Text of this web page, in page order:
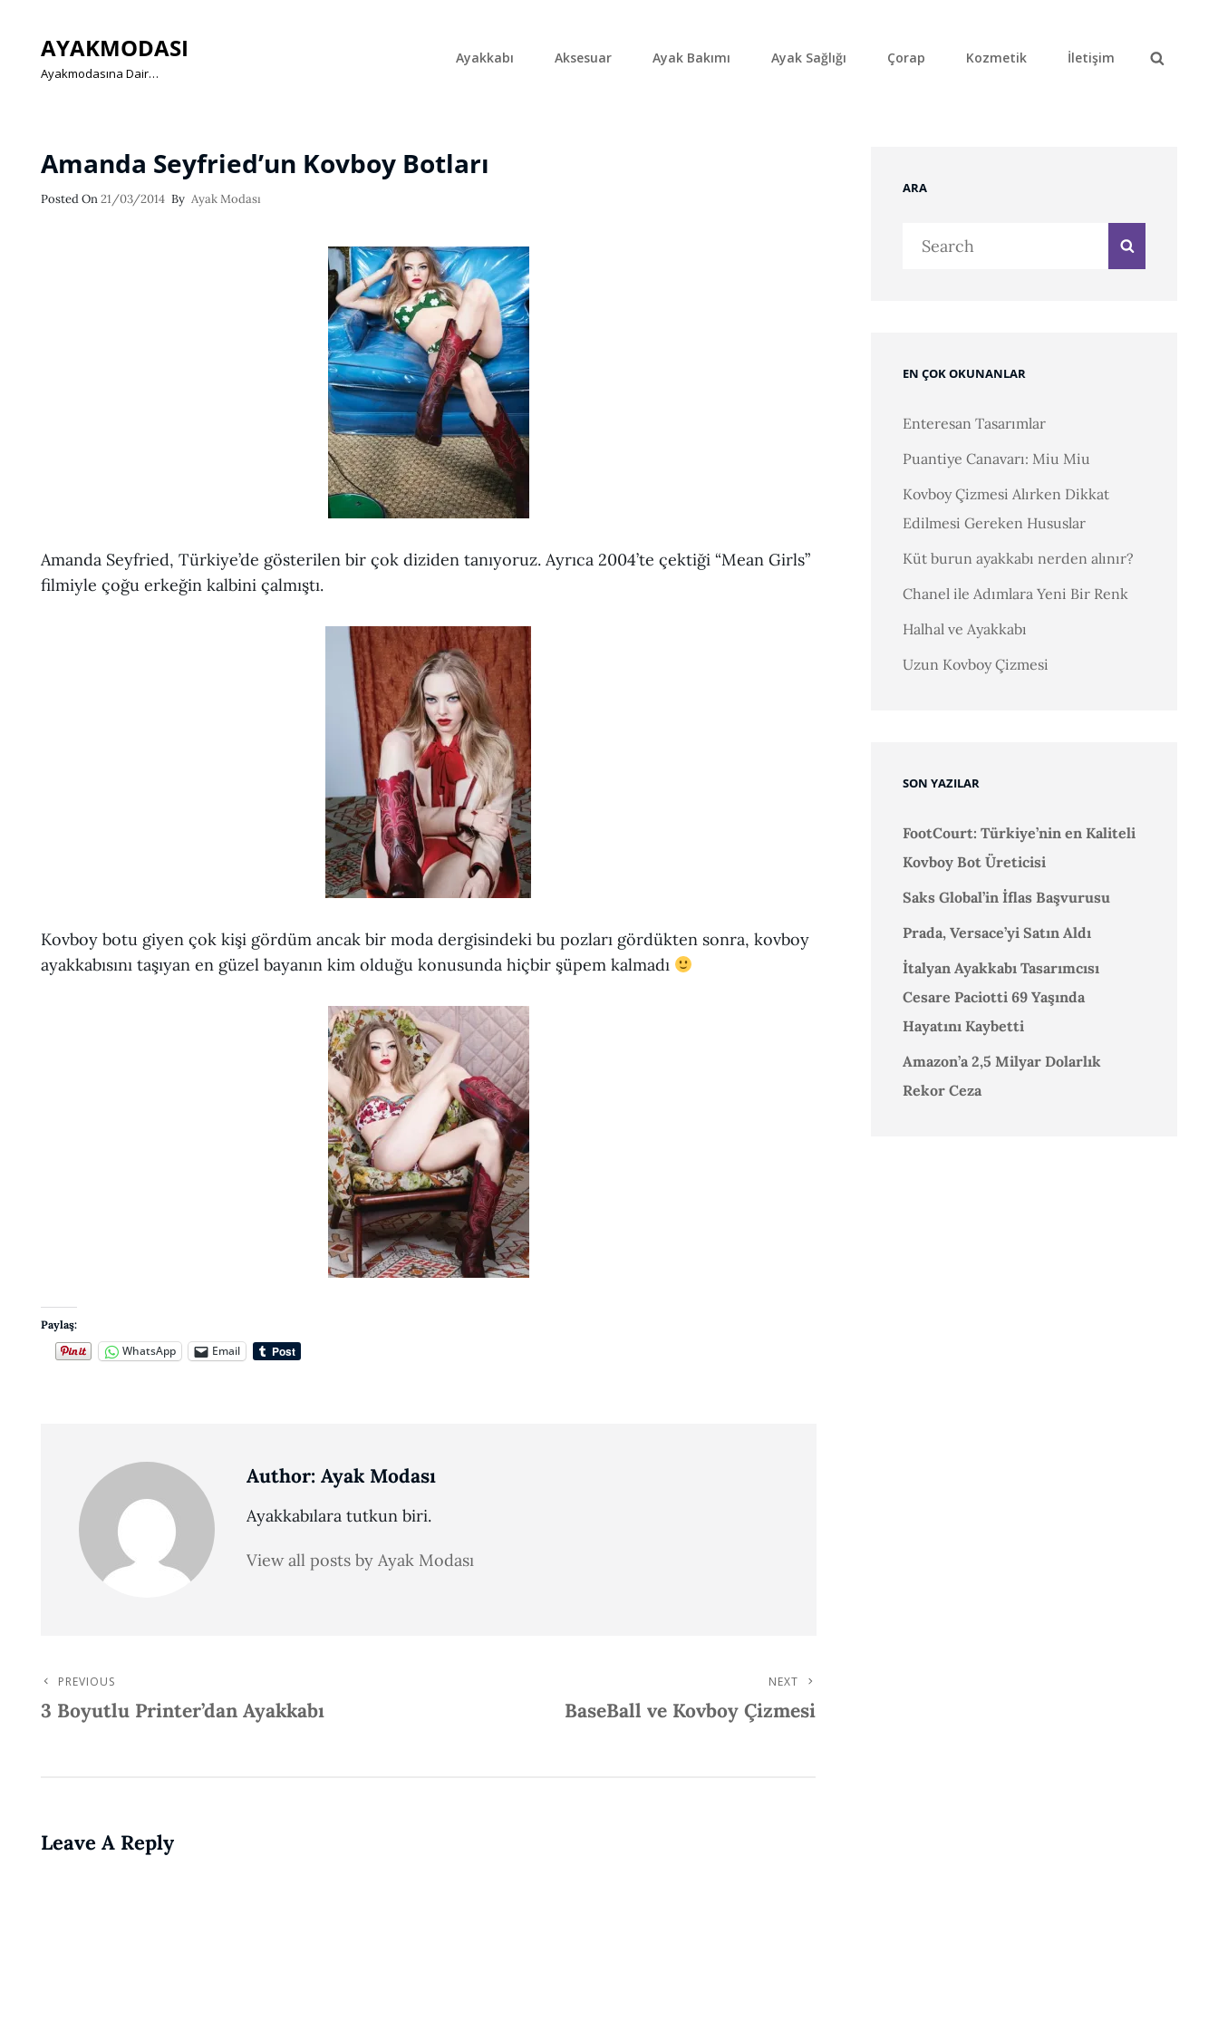
AYAKMODASI
Ayakmodasına Dair…
Ayakkabı Aksesuar Ayak Bakımı Ayak Sağlığı Çorap Kozmetik
İletişim
Amanda Seyfried’un Kovboy Botları
Posted OnPosted
21/03/2014 By Ayak Modası
Amanda Seyfried, Türkiye’de gösterilen bir çok diziden tanıyoruz. Ayrıca 2004’te çektiği “Mean Girls”
filmiyle çoğu erkeğin kalbini çalmıştı.
Kovboy botu giyen çok kişi gördüm ancak bir moda dergisindeki bu pozları gördükten sonra, kovboy
ayakkabısını taşıyan en güzel bayanın kim olduğu konusunda hiçbir şüpem kalmadı
Paylaş:
WhatsApp Email
Author: Ayak Modası
Ayakkabılara tutkun biri.
View all posts by Ayak Modası
Post
Navigation
Previous
Post
PREVIOUS
3 Boyutlu Printer’dan Ayakkabı
NEXT
BaseBall ve Kovboy Çizmesi
Leave A Reply
ARA
EN ÇOK OKUNANLAR
Enteresan Tasarımlar
Puantiye Canavarı: Miu Miu
Kovboy Çizmesi Alırken Dikkat
Edilmesi Gereken Hususlar
Küt burun ayakkabı nerden alınır?
Chanel ile Adımlara Yeni Bir Renk
Halhal ve Ayakkabı
Uzun Kovboy Çizmesi
SON YAZILAR
FootCourt: Türkiye’nin en Kaliteli
Kovboy Bot Üreticisi
Saks Global’in İflas Başvurusu
Prada, Versace’yi Satın Aldı
İtalyan Ayakkabı Tasarımcısı
Cesare Paciotti 69 Yaşında
Hayatını Kaybetti
Amazon’a 2,5 Milyar Dolarlık
Rekor Ceza